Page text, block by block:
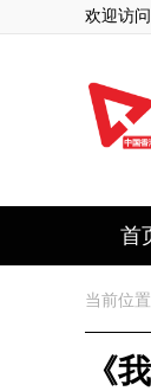
欢迎访
首
当前位置
《